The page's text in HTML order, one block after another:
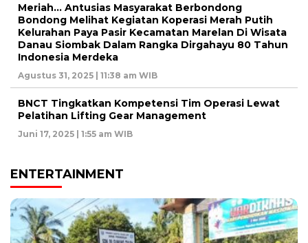
Meriah… Antusias Masyarakat Berbondong
Bondong Melihat Kegiatan Koperasi Merah Putih
Kelurahan Paya Pasir Kecamatan Marelan Di Wisata
Danau Siombak Dalam Rangka Dirgahayu 80 Tahun
Indonesia Merdeka
Agustus 31, 2025 | 11:38 am WIB
BNCT Tingkatkan Kompetensi Tim Operasi Lewat
Pelatihan Lifting Gear Management
Juni 17, 2025 | 1:55 am WIB
ENTERTAINMENT